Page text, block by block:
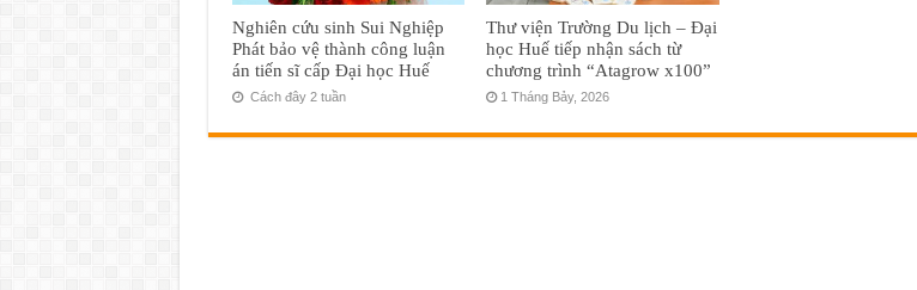
Nghiên cứu sinh Sui Nghiệp
Phát bảo vệ thành công luận
án tiến sĩ cấp Đại học Huế
Cách đây 2 tuần
Thư viện Trường Du lịch – Đại
học Huế tiếp nhận sách từ
chương trình “Atagrow x100”
1 Tháng Bảy, 2026